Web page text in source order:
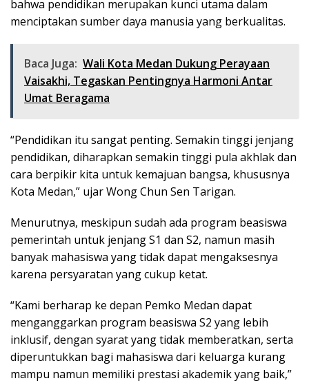
bahwa pendidikan merupakan kunci utama dalam
menciptakan sumber daya manusia yang berkualitas.
Baca Juga: Wali Kota Medan Dukung Perayaan
Vaisakhi, Tegaskan Pentingnya Harmoni Antar
Umat Beragama
“Pendidikan itu sangat penting. Semakin tinggi jenjang
pendidikan, diharapkan semakin tinggi pula akhlak dan
cara berpikir kita untuk kemajuan bangsa, khususnya
Kota Medan,” ujar Wong Chun Sen Tarigan.
Menurutnya, meskipun sudah ada program beasiswa
pemerintah untuk jenjang S1 dan S2, namun masih
banyak mahasiswa yang tidak dapat mengaksesnya
karena persyaratan yang cukup ketat.
“Kami berharap ke depan Pemko Medan dapat
menganggarkan program beasiswa S2 yang lebih
inklusif, dengan syarat yang tidak memberatkan, serta
diperuntukkan bagi mahasiswa dari keluarga kurang
mampu namun memiliki prestasi akademik yang baik,”